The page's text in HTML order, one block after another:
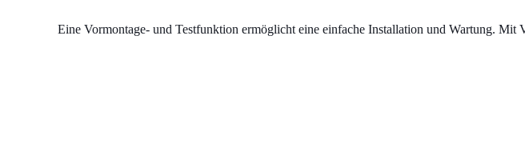
Eine Vormontage- und Testfunktion ermöglicht eine einfache Installation und Wartung.